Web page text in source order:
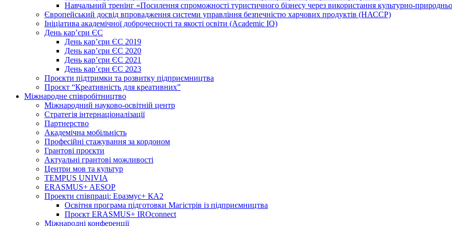
Навчальний тренінг «Посилення спроможності туристичного бізнесу через використання культурно-
Європейський досвід впровадження системи управління безпечністю харчових продуктів (НАССР)
Ініціатива академічної доброчесності та якості освіти (Academic IQ)
День кар’єри ЄС
День кар’єри ЄС 2019
День кар’єри ЄС 2020
День кар’єри ЄС 2021
День кар’єри ЄС 2023
Проєкти підтримки та розвитку підприємництва
Проєкт “Креативність для креативних”
Міжнародне співробітництво
Міжнародний науково-освітній центр
Стратегія інтернаціоналізації
Партнерство
Академічна мобільність
Професійні стажування за кордоном
Грантові проєкти
Актуальні грантові можливості
Центри мов та культур
TEMPUS UNIVIA
ERASMUS+ AESOP
Проекти співпраці: Еразмус+ КА2
Освітня програма підготовки Магістрів із підприємництва
Проєкт ERASMUS+ IROconnect
Міжнародні конференції